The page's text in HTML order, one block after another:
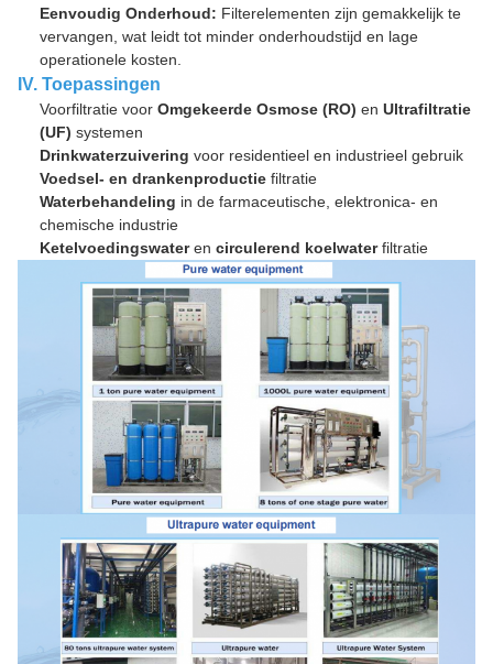
Eenvoudig Onderhoud: Filterelementen zijn gemakkelijk te
vervangen, wat leidt tot minder onderhoudstijd en lage
operationele kosten.
IV. Toepassingen
Voorfiltratie voor Omgekeerde Osmose (RO) en Ultrafiltratie
(UF) systemen
Drinkwaterzuivering voor residentieel en industrieel gebruik
Voedsel- en drankenproductie filtratie
Waterbehandeling in de farmaceutische, elektronica- en
chemische industrie
Ketelvoedingswateren circulerend koelwaterfiltratie